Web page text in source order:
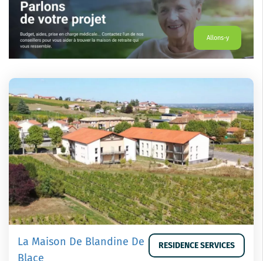
Allons-y
La Maison De Blandine De
Blace
RESIDENCE SERVICES